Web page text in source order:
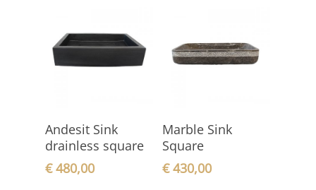
In den
Warenkorb
Andesit Sink
drainless square
€480,00
In den
Marble Sink
Square
€430,00